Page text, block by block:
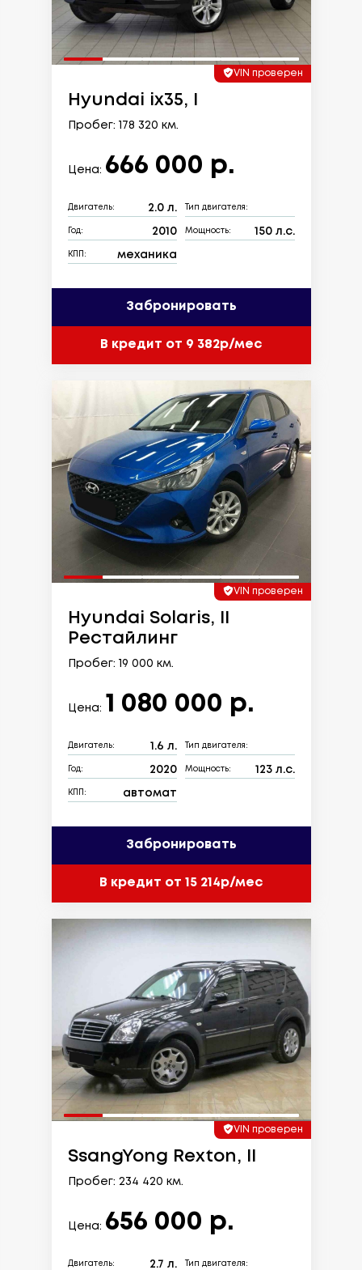
VIN проверен
Hyundai ix35, I
Пробег: 178 320 км.
Цена: 666 000 р.
Двигатель: 2.0 л. Тип двигателя:
Год: 2010 Мощность: 150 л.с.
КПП: механика
Забронировать
В кредит от 9 382р/мес
VIN проверен
Hyundai Solaris, II
Рестайлинг
Пробег: 19 000 км.
Цена: 1 080 000 р.
Двигатель: 1.6 л. Тип двигателя:
Год: 2020 Мощность: 123 л.с.
КПП: автомат
Забронировать
В кредит от 15 214р/мес
VIN проверен
SsangYong Rexton, II
Пробег: 234 420 км.
Цена: 656 000 р.
Двигатель: 2.7 л. Тип двигателя: